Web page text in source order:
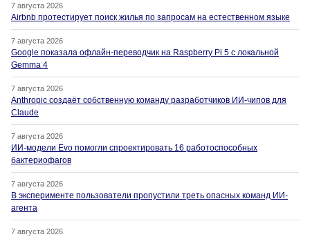
7 августа 2026
Airbnb протестирует поиск жилья по запросам на естественном языке
7 августа 2026
Google показала офлайн-переводчик на Raspberry Pi 5 с локальной
Gemma 4
7 августа 2026
Anthropic создаёт собственную команду разработчиков ИИ-чипов для
Claude
7 августа 2026
ИИ-модели Evo помогли спроектировать 16 работоспособных
бактериофагов
7 августа 2026
В эксперименте пользователи пропустили треть опасных команд ИИ-
агента
7 августа 2026